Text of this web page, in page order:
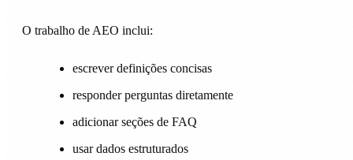
O trabalho de AEO inclui:
escrever definições concisas
responder perguntas diretamente
adicionar seções de FAQ
usar dados estruturados